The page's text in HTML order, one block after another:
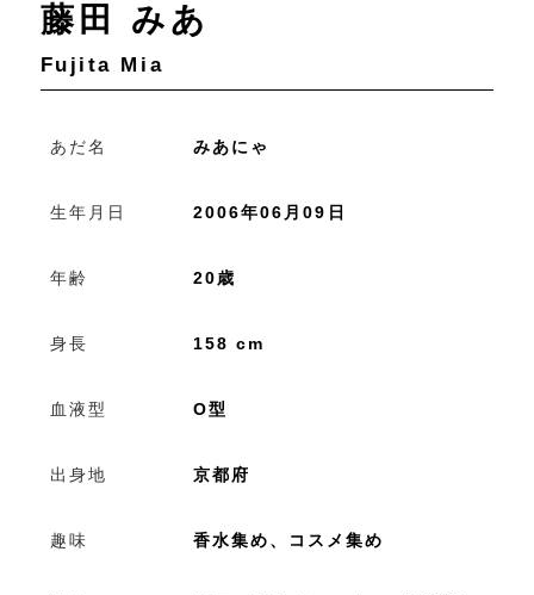
藤田 みあ
Fujita Mia
あだ名 みあにゃ
生年月日 2006年06月09日
年齢 20歳
身長 158 cm
血液型 O型
出身地 京都府
趣味 香水集め、コスメ集め